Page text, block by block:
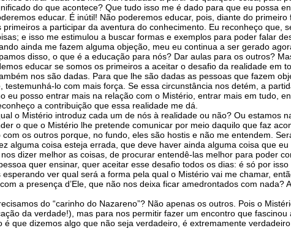
do que acontece? Que tudo isso me é dado para que eu possa
educar. É inútil! Não poderemos educar, pois, diante do
a participar da aventura do conhecimento. Eu reconheço
e isso me estimulou a buscar formas e exemplos para poder falar
ainda me fazem alguma objeção, meu eu continua a ser gerado
disso, o que é a educação para nós? Dar aulas para os outros?
educar se somos os primeiros a aceitar o desafio da realidade
nos são dadas. Para que lhe são dadas as pessoas que fazem
testemunhá-lo com mais força. Se essa circunstância nos detém, a
eu posso entrar mais na relação com o Mistério, entrar mais em tudo,
a contribuição que essa realidade me dá.
o Mistério introduz cada um de nós à realidade ou não? Ou
o que o Mistério lhe pretende comunicar por meio daquilo que faz
os outros porque, no fundo, eles são hostis e não me entendem.
alguma coisa esteja errada, que deve haver ainda alguma coisa que
dizer melhor as coisas, de procurar entendê-las melhor para poder
quer ensinar, quer aceitar esse desafio todos os dias: é só por
ver qual será a forma pela qual o Mistério vai me chamar,
a presença d’Ele, que não nos deixa ficar amedrontados com
do “carinho do Nazareno”? Não apenas os outros. Pois o
da verdade!), mas para nos permitir fazer um encontro que
que dizemos algo que não seja verdadeiro, é extremamente